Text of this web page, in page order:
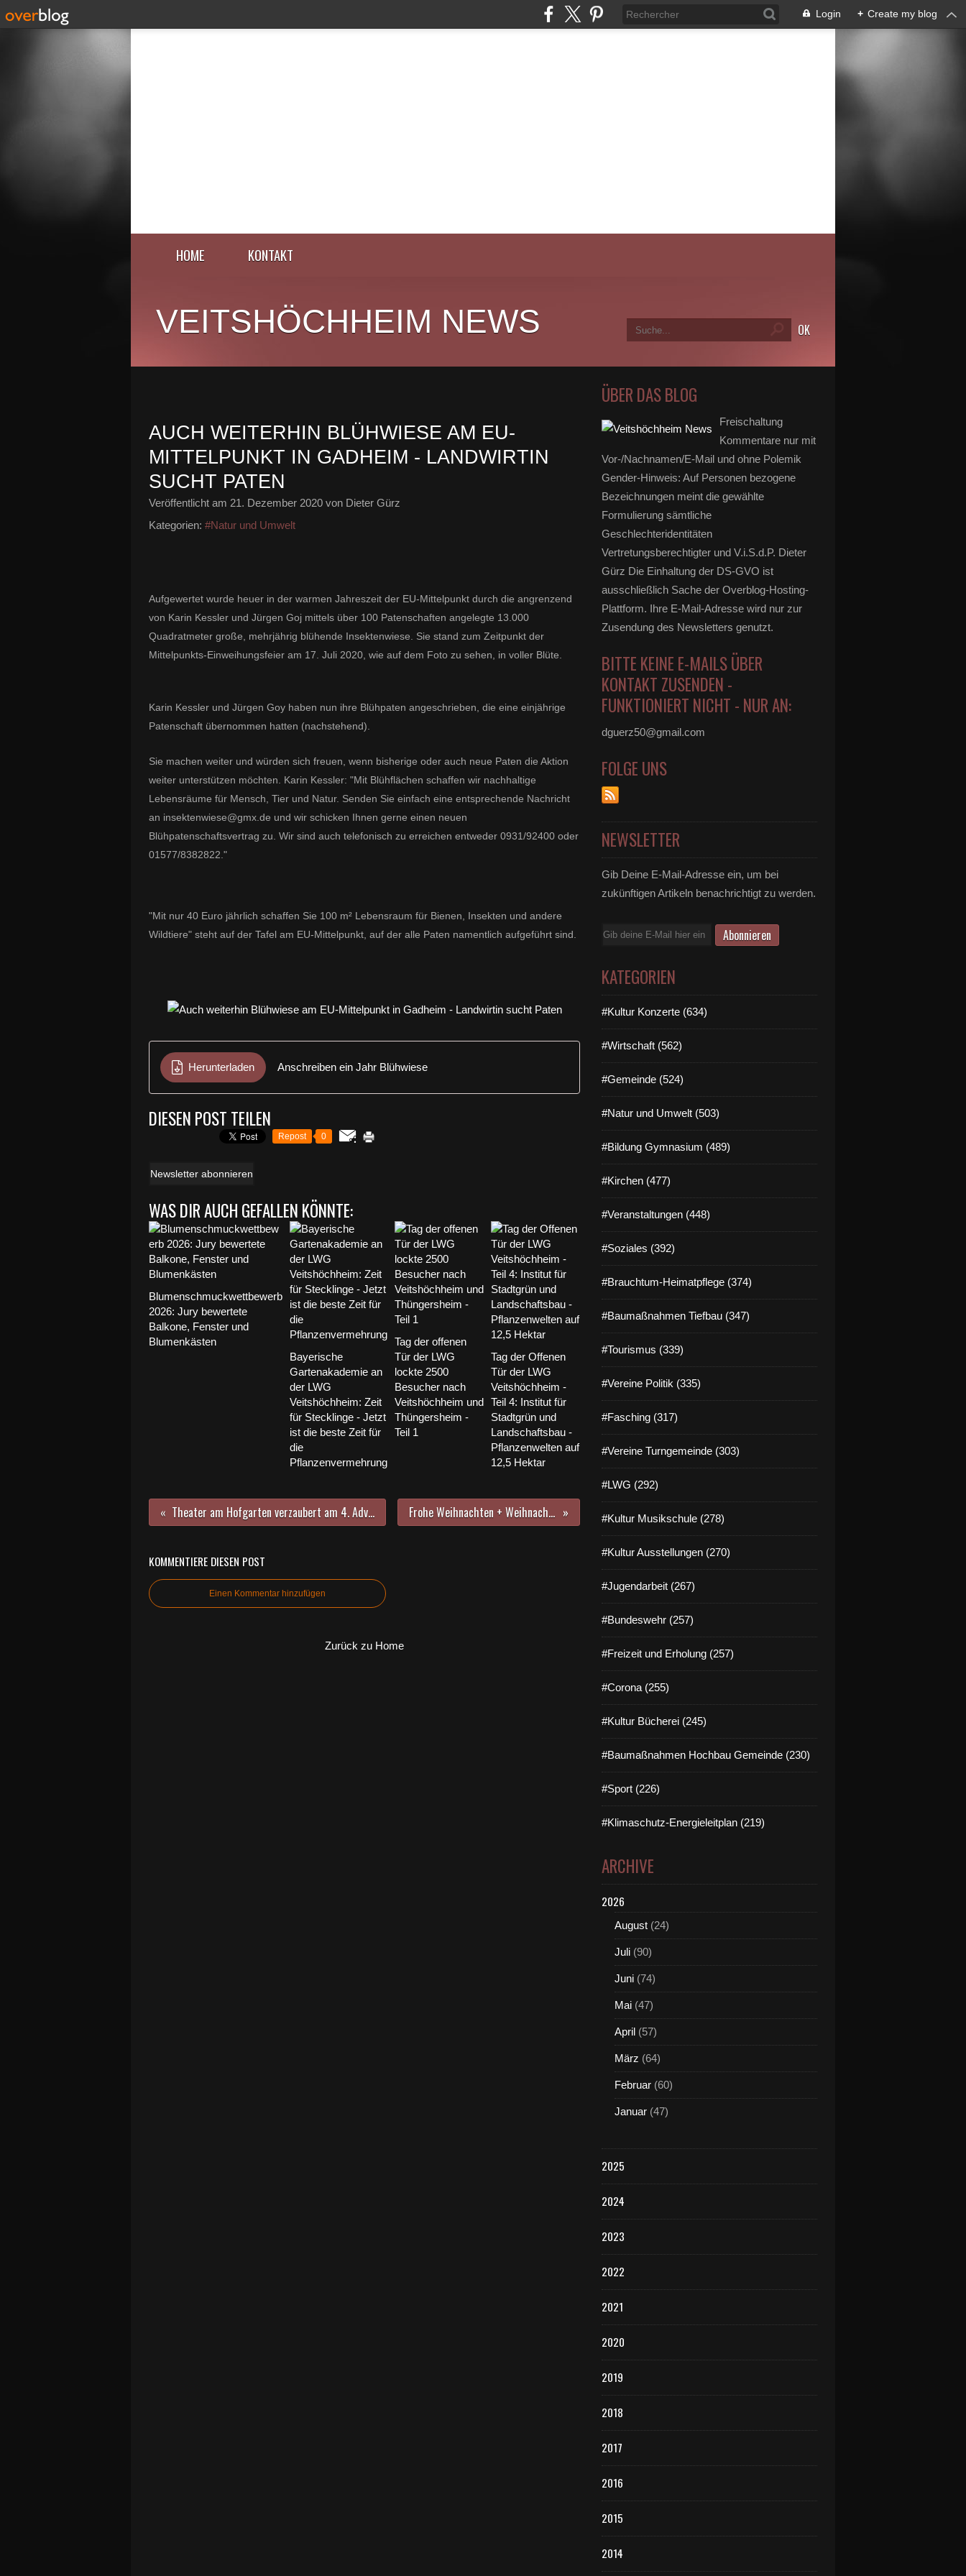
Login + Create my blog
HOME KONTAKT
VEITSHÖCHHEIM NEWS
AUCH WEITERHIN BLÜHWIESE AM EU-
MITTELPUNKT IN GADHEIM - LANDWIRTIN
SUCHT PATEN
Veröffentlicht am 21. Dezember 2020 von Dieter Gürz
Kategorien: #Natur und Umwelt
Aufgewertet wurde heuer in der warmen Jahreszeit der EU-Mittelpunkt durch die angrenzend
von Karin Kessler und Jürgen Goj mittels über 100 Patenschaften angelegte 13.000
Quadratmeter große, mehrjährig blühende Insektenwiese. Sie stand zum Zeitpunkt der
Mittelpunkts-Einweihungsfeier am 17. Juli 2020, wie auf dem Foto zu sehen, in voller Blüte.
Karin Kessler und Jürgen Goy haben nun ihre Blühpaten angeschrieben, die eine einjährige
Patenschaft übernommen hatten (nachstehend).
Sie machen weiter und würden sich freuen, wenn bisherige oder auch neue Paten die Aktion
weiter unterstützen möchten. Karin Kessler: "Mit Blühflächen schaffen wir nachhaltige
Lebensräume für Mensch, Tier und Natur. Senden Sie einfach eine entsprechende Nachricht
an insektenwiese@gmx.de und wir schicken Ihnen gerne einen neuen
Blühpatenschaftsvertrag zu. Wir sind auch telefonisch zu erreichen entweder 0931/92400 oder
01577/8382822."
"Mit nur 40 Euro jährlich schaffen Sie 100 m² Lebensraum für Bienen, Insekten und andere
Wildtiere" steht auf der Tafel am EU-Mittelpunkt, auf der alle Paten namentlich aufgeführt sind.
Herunterladen Anschreiben ein Jahr Blühwiese
DIESEN POST TEILEN
Repost 0
Newsletter abonnieren
WAS DIR AUCH GEFALLEN KÖNNTE:
Blumenschmuckwettbewerb
2026: Jury bewertete
Balkone, Fenster und
Blumenkästen
Bayerische
Gartenakademie an
der LWG
Veitshöchheim: Zeit
für Stecklinge - Jetzt
ist die beste Zeit für
die
Pflanzenvermehrung
Tag der offenen
Tür der LWG
lockte 2500
Besucher nach
Veitshöchheim und
Thüngersheim -
Teil 1
Tag der Offenen
Tür der LWG
Veitshöchheim -
Teil 4: Institut für
Stadtgrün und
Landschaftsbau -
Pflanzenwelten auf
12,5 Hektar
Theater am Hofgarten verzaubert am 4. Adventssonntag letztmals mit Märchen-Video Frohe Weihnachten + Weihnachtsgruß von Günther Stadtmüller
KOMMENTIERE DIESEN POST
Einen Kommentar hinzufügen
Zurück zu Home
ÜBER DAS BLOG
Freischaltung
Kommentare nur mit
Vor-/Nachnamen/E-Mail und ohne Polemik
Gender-Hinweis: Auf Personen bezogene
Bezeichnungen meint die gewählte
Formulierung sämtliche
Geschlechteridentitäten
Vertretungsberechtigter und V.i.S.d.P. Dieter
Gürz Die Einhaltung der DS-GVO ist
ausschließlich Sache der Overblog-Hosting-
Plattform. Ihre E-Mail-Adresse wird nur zur
Zusendung des Newsletters genutzt.
BITTE KEINE E-MAILS ÜBER
KONTAKT ZUSENDEN -
FUNKTIONIERT NICHT - NUR AN:
dguerz50@gmail.com
FOLGE UNS
NEWSLETTER
Gib Deine E-Mail-Adresse ein, um bei
zukünftigen Artikeln benachrichtigt zu werden.
E-
KATEGORIEN
#Kultur Konzerte (634)
#Wirtschaft (562)
#Gemeinde (524)
#Natur und Umwelt (503)
#Bildung Gymnasium (489)
#Kirchen (477)
#Veranstaltungen (448)
#Soziales (392)
#Brauchtum-Heimatpflege (374)
#Baumaßnahmen Tiefbau (347)
#Tourismus (339)
#Vereine Politik (335)
#Fasching (317)
#Vereine Turngemeinde (303)
#LWG (292)
#Kultur Musikschule (278)
#Kultur Ausstellungen (270)
#Jugendarbeit (267)
#Bundeswehr (257)
#Freizeit und Erholung (257)
#Corona (255)
#Kultur Bücherei (245)
#Baumaßnahmen Hochbau Gemeinde (230)
#Sport (226)
#Klimaschutz-Energieleitplan (219)
ARCHIVE
2026
August (24)
Juli (90)
Juni (74)
Mai (47)
April (57)
März (64)
Februar (60)
Januar (47)
2025
2024
2023
2022
2021
2020
2019
2018
2017
2016
2015
2014